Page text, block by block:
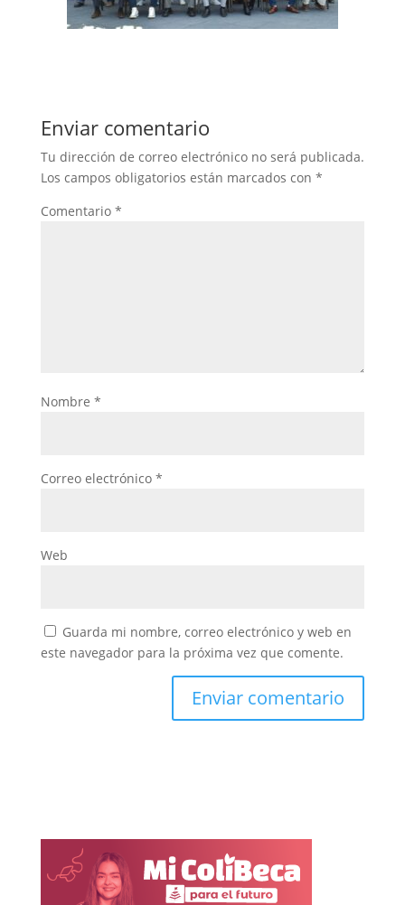
Enviar comentario
Tu dirección de correo electrónico no será publicada.
Los campos obligatorios están marcados con *
Comentario *
Nombre *
Correo electrónico *
Web
Guarda mi nombre, correo electrónico y web en
este navegador para la próxima vez que comente.